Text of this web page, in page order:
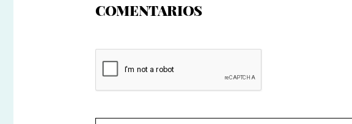
COMENTARIOS